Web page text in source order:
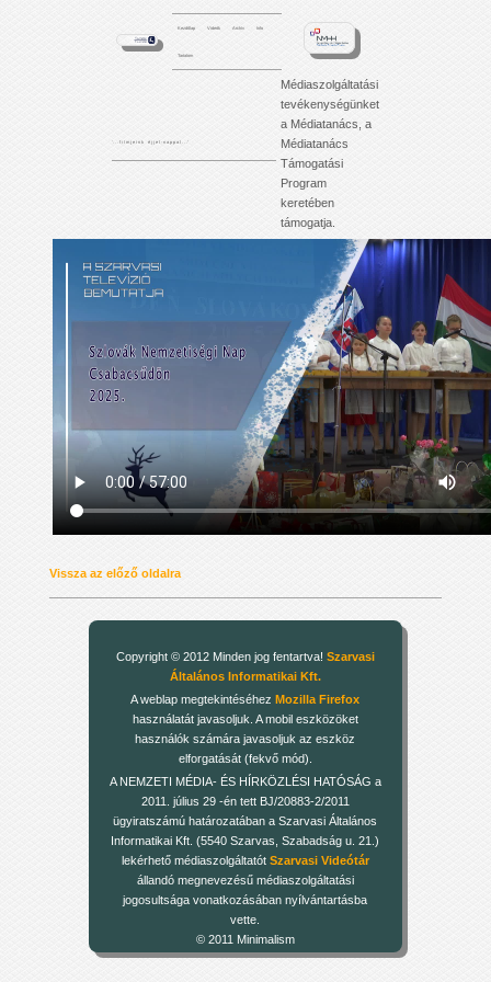
Kezdőlap Videók Archív Info
Tartalom
'. . . f i l m j e i n k é j j e l - n a p p a l . . .'
Médiaszolgáltatási
tevékenységünket
a Médiatanács, a
Médiatanács
Támogatási
Program
keretében
támogatja.
Vissza az előző oldalra
Copyright © 2012 Minden jog fentartva! Szarvasi
Általános Informatikai Kft.
A weblap megtekintéséhezMozilla Firefox
használatát javasoljuk. A mobil eszközöket
használók számára javasoljuk az eszköz
elforgatását (fekvő mód).
A NEMZETI MÉDIA- ÉS HÍRKÖZLÉSI HATÓSÁG a
2011. július 29 -én tett BJ/20883-2/2011
ügyiratszámú határozatában a Szarvasi Általános
Informatikai Kft. (5540 Szarvas, Szabadság u. 21.)
lekérhető médiaszolgáltatót Szarvasi Videótár
állandó megnevezésű médiaszolgáltatási
jogosultsága vonatkozásában nyílvántartásba
vette.
© 2011 Minimalism